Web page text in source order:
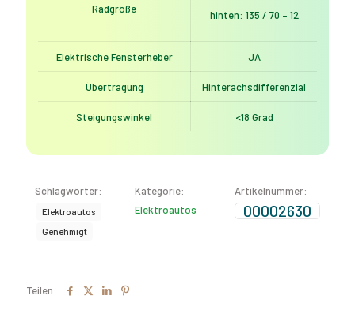
Radgröße
hinten: 135 / 70 – 12
Elektrische Fensterheber JA
Übertragung Hinterachsdifferenzial
Steigungswinkel <18 Grad
Schlagwörter:
Elektroautos
Genehmigt
Kategorie:
Elektroautos
Artikelnummer:
00002630
Teilen